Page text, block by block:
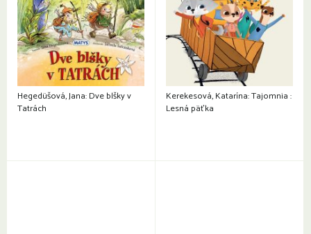
Hegedüšová, Jana: Dve blšky v
Tatrách
Kerekesová, Katarína: Tajomnia :
Lesná päťka